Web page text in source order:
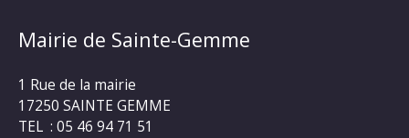
Mairie de Sainte-Gemme
1 Rue de la mairie
17250 SAINTE GEMME
TEL : 05 46 94 71 51